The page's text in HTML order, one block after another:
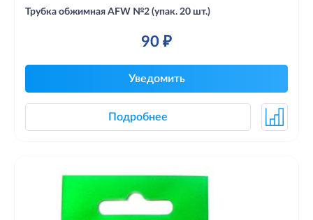
Трубка обжимная AFW №2 (упак. 20 шт.)
90 ₽
Уведомить
Подробнее